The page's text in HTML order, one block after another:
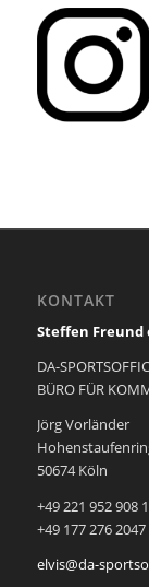
KONTAKT
Steffen Freund
DA-
BÜRO FÜR
Jörg Vorländer
50674 Köln
+49 221 952 908
+49 177 276 2047
elvis@da-